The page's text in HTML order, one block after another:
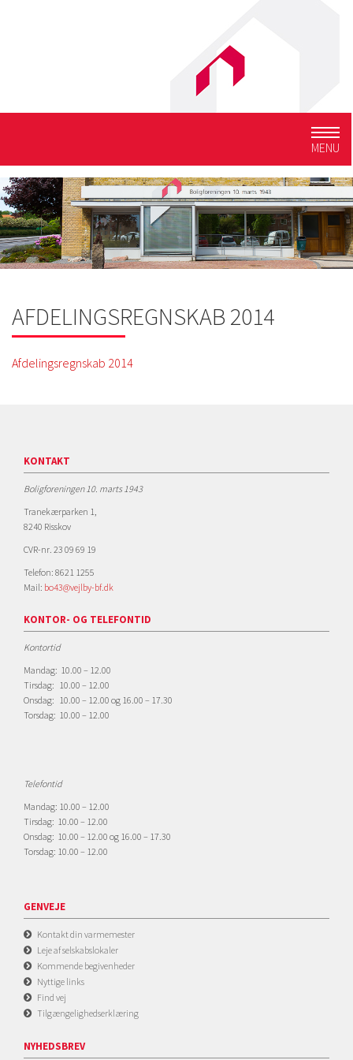
MENU
AFDELINGSREGNSKAB 2014
Afdelingsregnskab 2014
KONTAKT
Boligforeningen 10. marts 1943
Tranekærparken 1,
8240 Risskov
CVR-nr. 23 09 69 19
Telefon: 8621 1255
Mail: bo43@vejlby-bf.dk
KONTOR- OG TELEFONTID
Kontortid
Mandag: 10.00 – 12.00
Tirsdag: 10.00 – 12.00
Onsdag: 10.00 – 12.00 og 16.00 – 17.30
Torsdag: 10.00 – 12.00
Telefontid
Mandag: 10.00 – 12.00
Tirsdag: 10.00 – 12.00
Onsdag: 10.00 – 12.00 og 16.00 – 17.30
Torsdag: 10.00 – 12.00
GENVEJE
Kontakt din varmemester
Leje af selskabslokaler
Kommende begivenheder
Nyttige links
Find vej
Tilgængelighedserklæring
NYHEDSBREV